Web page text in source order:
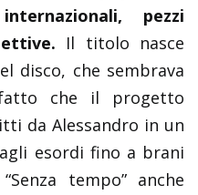
pezzi
Il titolo nasce
disco, che sembrava
che il progetto
da Alessandro in un
esordi fino a brani
tempo” anche